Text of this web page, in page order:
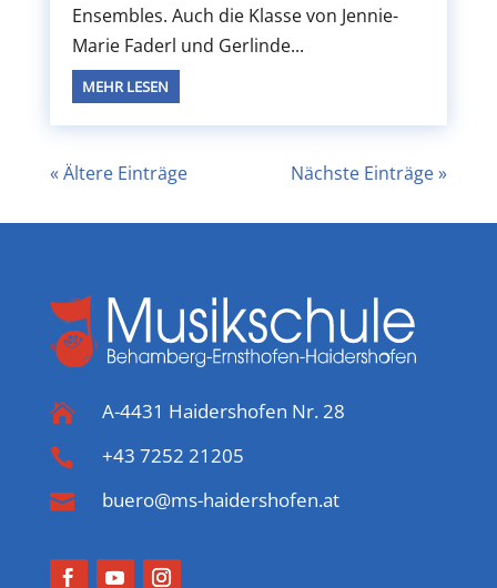
Ensembles. Auch die Klasse von Jennie-
Marie Faderl und Gerlinde...
MEHR LESEN
« Ältere Einträge Nächste Einträge »
 A-4431 Haidershofen Nr. 28
 +43 7252 21205
 buero@ms-haidershofen.at